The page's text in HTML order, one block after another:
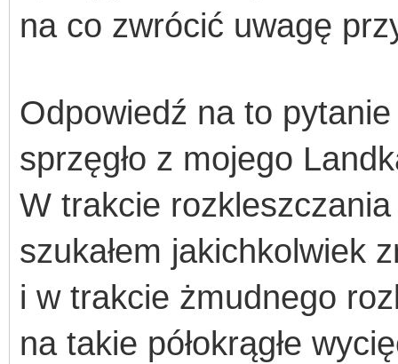
na co zwrócić uwagę
Odpowiedź na to pytanie
sprzęgło z mojego
W trakcie
szukałem jakichkolwiek
i w trakcie żmudnego
na takie półokrągłe